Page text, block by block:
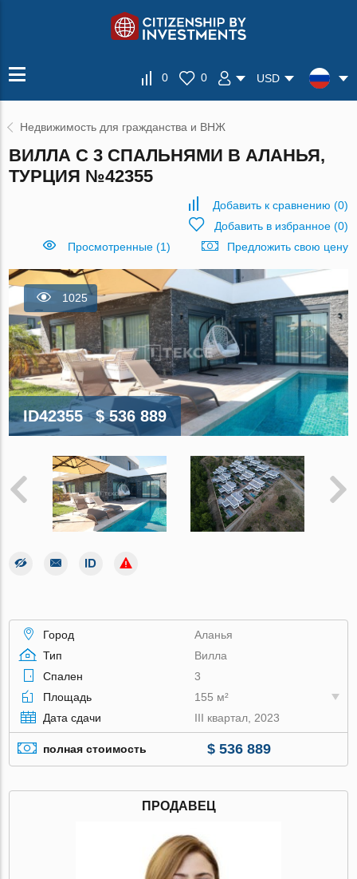
0 0 USD
Недвижимость для гражданства и ВНЖ
ВИЛЛА С 3 СПАЛЬНЯМИ В АЛАНЬЯ,
ТУРЦИЯ №42355
Добавить к сравнению (0)
Добавить в избранное(0)
Просмотренные (1)
Предложить свою цену
1025
ID42355 $ 536 889
Город
Аланья
Тип
Вилла
Спален
3
Площадь
155 м²
Дата сдачи
III квартал, 2023
полная стоимость $ 536 889
ПРОДАВЕЦ